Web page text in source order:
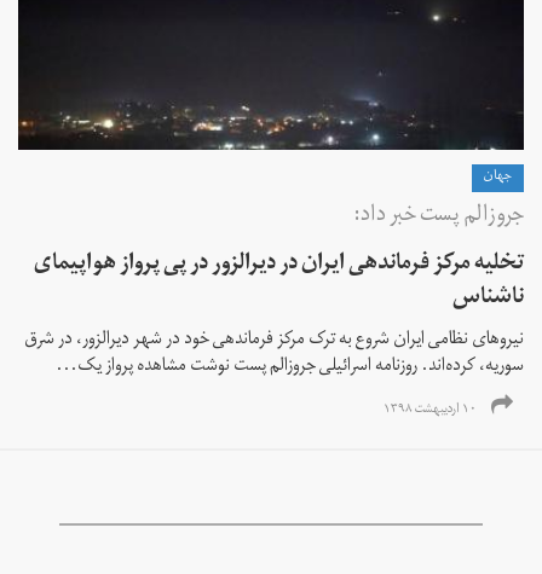
جهان
جروزالم پست خبر داد:
تخلیه مرکز فرماندهی ایران در دیرالزور در پی پرواز هواپیمای
ناشناس
نیروهای نظامی ایران شروع به ترک مرکز فرماندهی خود در شهر دیرالزور، در شرق
سوریه، کرده‌اند‌. روزنامه اسرائیلی جروزالم‌ پست نوشت مشاهده پرواز یک...
۱۰ اردیبهشت ۱۳۹۸